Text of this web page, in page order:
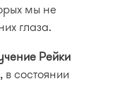
мы не
глаза.
Рейки
в состоянии